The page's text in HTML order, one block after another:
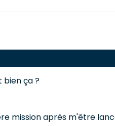
bien ça ?
mission après m'être